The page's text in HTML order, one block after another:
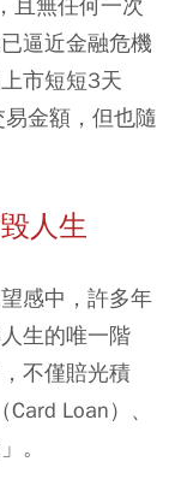
逼近金融危機
市短短3天
金額，但也隨
人生
感中，許多年
生的唯一階
不僅賠光積
Loan）、
。